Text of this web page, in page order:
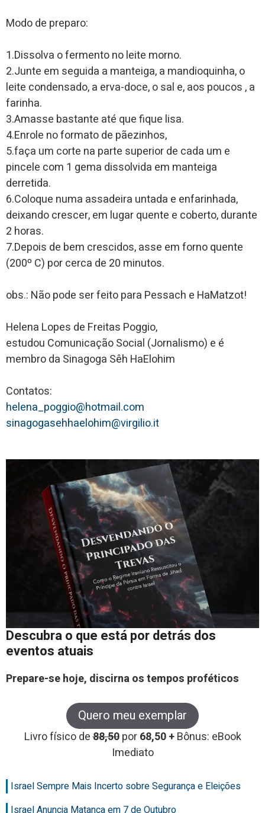
Modo de preparo:
1.Dissolva o fermento no leite morno.
2.Junte em seguida a manteiga, a mandioquinha, o
leite condensado, a erva-doce, o sal e, aos poucos , a
farinha.
3.Amasse bastante até que fique lisa.
4.Enrole no formato de pãezinhos,
5.faça um corte na parte superior de cada um e
pincele com 1 gema dissolvida em manteiga
derretida.
6.Coloque numa assadeira untada e enfarinhada,
deixando crescer, em lugar quente e coberto, durante
2 horas.
7.Depois de bem crescidos, asse em forno quente
(200º C) por cerca de 20 minutos.
obs.: Não pode ser feito para Pessach e HaMatzot!
Helena Lopes de Freitas Poggio,
estudou Comunicação Social (Jornalismo) e é
membro da Sinagoga Sêh HaElohim
Contatos:
helena_poggio@hotmail.com
sinagogasehhaelohim@virgilio.it
Descubra o que está por detrás dos
eventos atuais
Prepare-se hoje, discirna os tempos proféticos
Quero meu exemplar
Livro físico de88,50 por68,50 +Bônus: eBook
Imediato
Israel Sempre Mais Incerto sobre Segurança e Eleições
Israel Anuncia Matança em 7 de Outubro